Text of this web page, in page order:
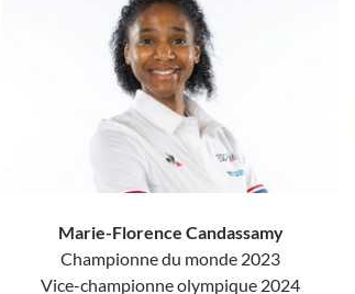
Marie-Florence Candassamy
Championne du monde 2023
Vice-championne olympique 2024